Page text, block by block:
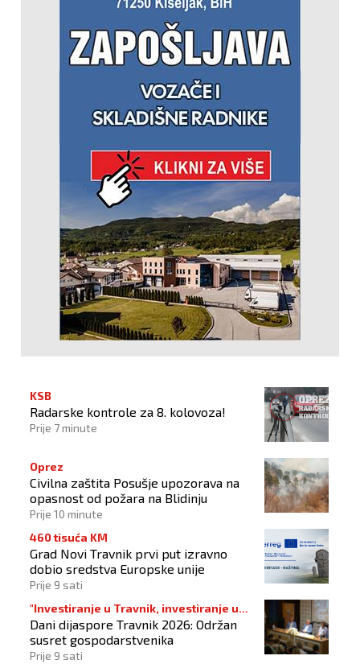
KSB
Radarske kontrole za 8. kolovoza!
Prije 7 minute
Oprez
Civilna zaštita Posušje upozorava na
opasnost od požara na Blidinju
Prije 10 minute
460 tisuća KM
Grad Novi Travnik prvi put izravno
dobio sredstva Europske unije
Prije 9 sati
"Investiranje u Travnik, investiranje u
budućnost"
Dani dijaspore Travnik 2026: Održan
susret gospodarstvenika
Prije 9 sati